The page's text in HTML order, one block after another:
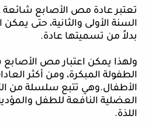
تعتبر عادة مص الأصابع
السنة الأولى والثانية، حتى
بدلاً من تسميتها عادة.
ولهذا يمكن اعتبار مص الأصابع
الطفولة المبكرة، ومن أكثر
الأطفال.وهي تتبع سلسلة من
العضلية النافعة للطفل
اللذة.